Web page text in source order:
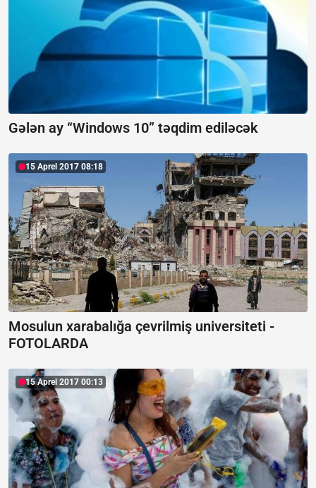
Gələn ay “Windows 10” təqdim ediləcək
15 Aprel 2017 08:18
Mosulun xarabalığa çevrilmiş universiteti -
FOTOLARDA
15 Aprel 2017 00:13